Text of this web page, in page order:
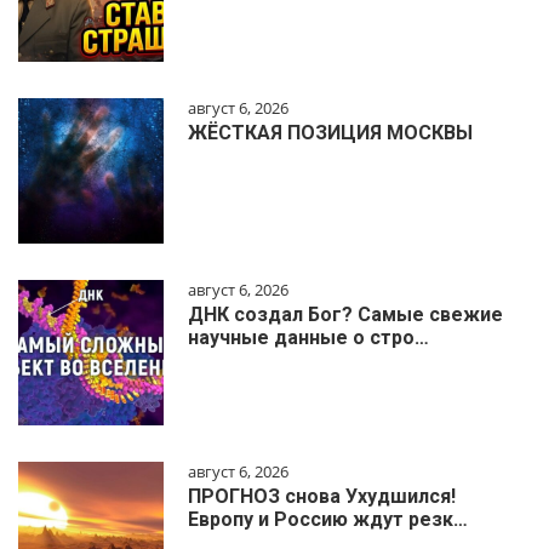
август 6, 2026
ЖЁСТКАЯ ПОЗИЦИЯ МОСКВЫ
август 6, 2026
ДНК создал Бог? Самые свежие
научные данные о стро…
август 6, 2026
ПРОГНОЗ снова Ухудшился!
Европу и Россию ждут резк…